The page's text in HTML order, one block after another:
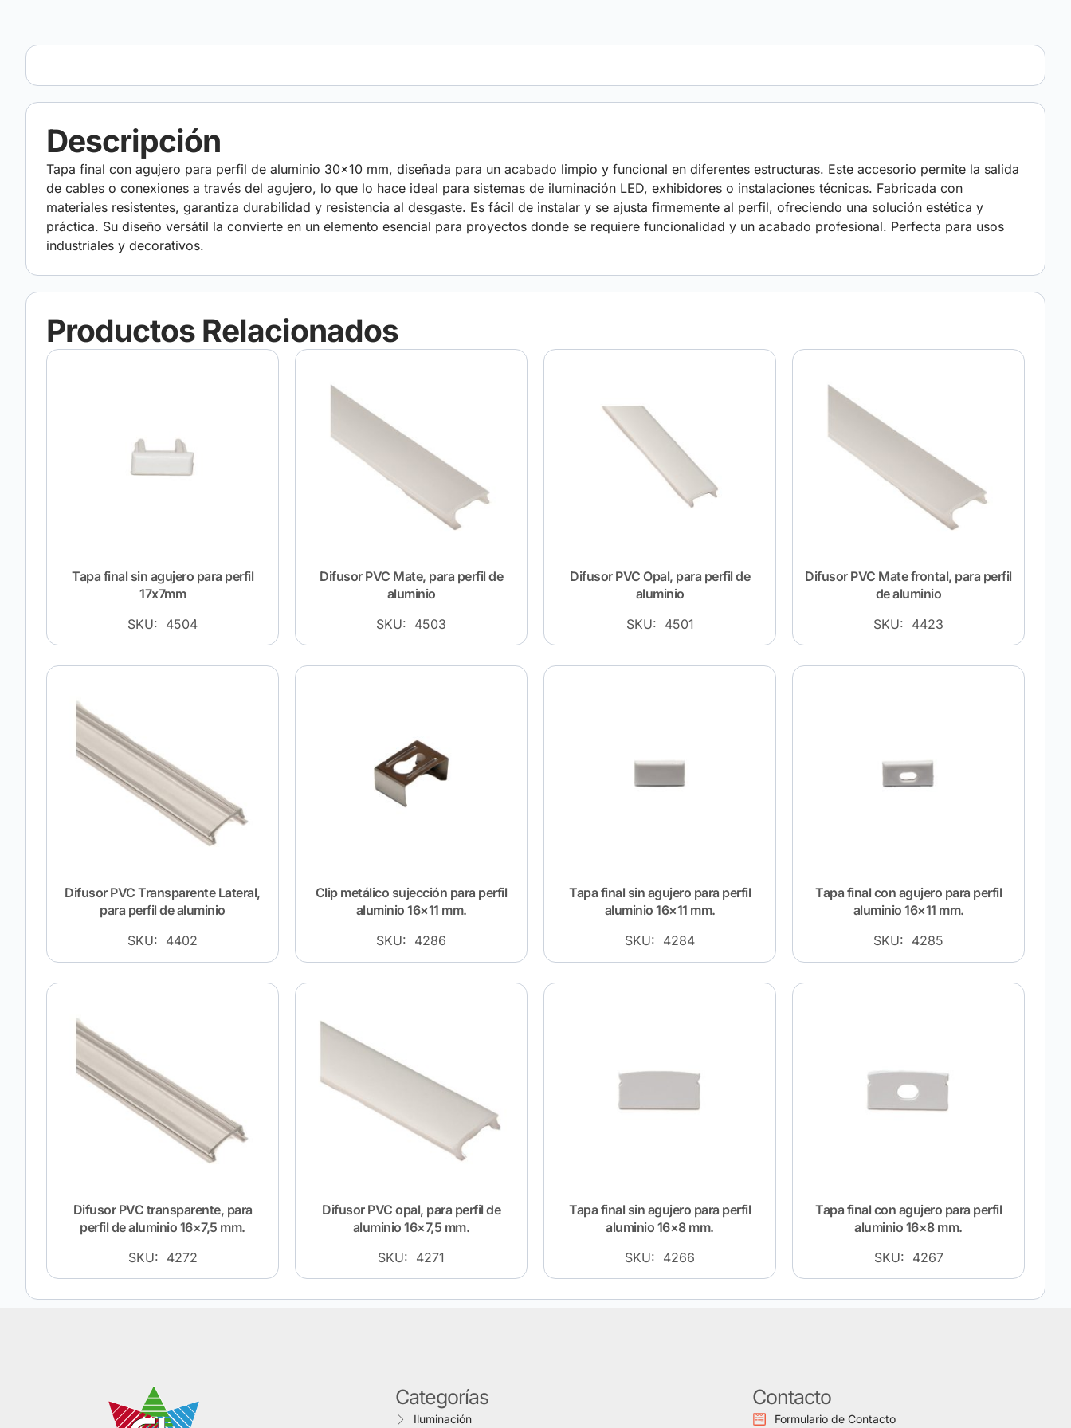
Descripción
Tapa final con agujero para perfil de aluminio 30×10 mm, diseñada para un acabado limpio y funcional en diferentes estructuras. Este accesorio permite la salida
de cables o conexiones a través del agujero, lo que lo hace ideal para sistemas de iluminación LED, exhibidores o instalaciones técnicas. Fabricada con
materiales resistentes, garantiza durabilidad y resistencia al desgaste. Es fácil de instalar y se ajusta firmemente al perfil, ofreciendo una solución estética y
práctica. Su diseño versátil la convierte en un elemento esencial para proyectos donde se requiere funcionalidad y un acabado profesional. Perfecta para usos
industriales y decorativos.
Productos Relacionados
Tapa final sin agujero para perfil
17x7mm
SKU: 4504
Difusor PVC Mate, para perfil de
aluminio
SKU: 4503
Difusor PVC Opal, para perfil de
aluminio
SKU: 4501
Difusor PVC Mate frontal, para perfil
de aluminio
SKU: 4423
Difusor PVC Transparente Lateral,
para perfil de aluminio
SKU: 4402
Clip metálico sujección para perfil
aluminio 16×11 mm.
SKU: 4286
Tapa final sin agujero para perfil
aluminio 16×11 mm.
SKU: 4284
Tapa final con agujero para perfil
aluminio 16×11 mm.
SKU: 4285
Difusor PVC transparente, para
perfil de aluminio 16×7,5 mm.
SKU: 4272
Difusor PVC opal, para perfil de
aluminio 16×7,5 mm.
SKU: 4271
Tapa final sin agujero para perfil
aluminio 16×8 mm.
SKU: 4266
Tapa final con agujero para perfil
aluminio 16×8 mm.
SKU: 4267
Categorías
Iluminación
Contacto
Formulario de Contacto